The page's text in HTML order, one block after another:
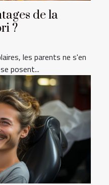
de la
?
les parents ne s'en
posent...